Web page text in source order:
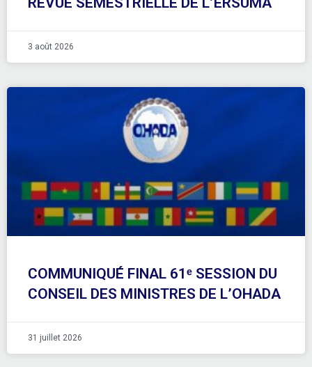
3 août 2026
COMMUNIQUÉ FINAL 61ᵉ SESSION DU
CONSEIL DES MINISTRES DE L’OHADA
31 juillet 2026